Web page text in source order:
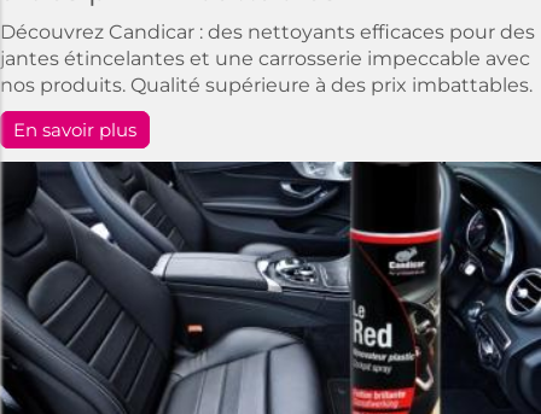
Découvrez Candicar : des nettoyants efficaces pour des
jantes étincelantes et une carrosserie impeccable avec
nos produits. Qualité supérieure à des prix imbattables.
En savoir plus